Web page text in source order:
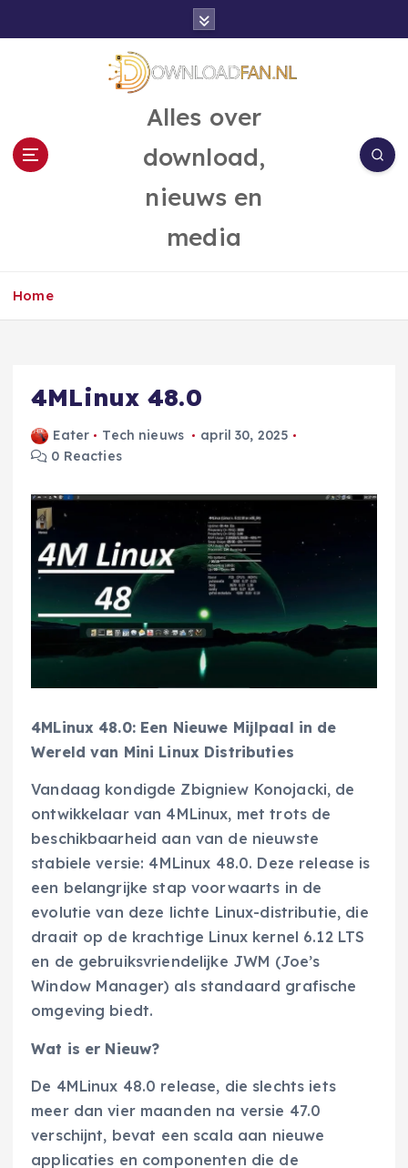
Alles over
download,
nieuws en
media
Home
4MLinux 48.0
Eater Tech nieuws
april 30, 2025
0 Reacties
4MLinux 48.0: Een Nieuwe Mijlpaal in de
Wereld van Mini Linux Distributies
Vandaag kondigde Zbigniew Konojacki, de
ontwikkelaar van 4MLinux, met trots de
beschikbaarheid aan van de nieuwste
stabiele versie: 4MLinux 48.0. Deze release is
een belangrijke stap voorwaarts in de
evolutie van deze lichte Linux-distributie, die
draait op de krachtige Linux kernel 6.12 LTS
en de gebruiksvriendelijke JWM (Joe’s
Window Manager) als standaard grafische
omgeving biedt.
Wat is er Nieuw?
De 4MLinux 48.0 release, die slechts iets
meer dan vier maanden na versie 47.0
verschijnt, bevat een scala aan nieuwe
applicaties en componenten die de